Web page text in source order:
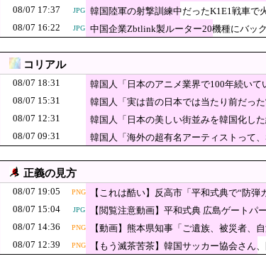
JPG 【悲報】東京都民「助けて。通勤時間減らしたいのに都心の近
西側からの手痛い指摘に激怒した中国
動画を公開するも……
JPG 中国政府「原爆投下の背景こそ反省が必要だ」と主張
PNG 【速報】パさん「平和を願う式典なの
も同環境だったことは忘れる
JPG 【ニュース】 韓国が熊本被災地に水を支援 ⇒ トイ
JPG
韓国人「悲報：FIFA会長にさえ2002年
ﾙ」＝韓国の反応
「インコを見せてあげる」少女を公園内に誘い込みわいせつか
韓国人「中東の緊張が再燃…イランのドローン攻撃に米軍が迎
JPG 【衝撃】韓国人「井上尚弥が初めて“人間”に見えた」
消費税減税に反旗…小渕優子氏の主張に「さっさと離党すれ
JPG メキシコ最大級の麻薬カルテルのリーダーの情報
高市首相の熊本視察動画にケチを付け
08/07 17:37
JPG
韓国陸軍の射撃訓練中だったK1E1戦車で
08/07 16:22
JPG 中国企業Zbtlink製ルーター20機種にバッ
コリアル
08/07 18:31
韓国人「日本のアニメ業界で100年続いて
08/07 15:31
韓国人「実は昔の日本では当たり前だった
08/07 12:31
韓国人「日本の美しい街並みを韓国化し
08/07 09:31
韓国人「海外の超有名アーティストって
正義の見方
08/07 19:05
PNG
【これは酷い】反高市「平和式典で“防
ツッコミ多数「石破さんの時からだよ」
08/07 15:04 JPG
【閲覧注意動画】平和式典 広島ゲートパ
08/07 14:36
PNG
【動画】熊本県知事「ご遺族、被災者、
は？」→
08/07 12:39 PNG
【もう滅茶苦茶】韓国サッカー協会さん